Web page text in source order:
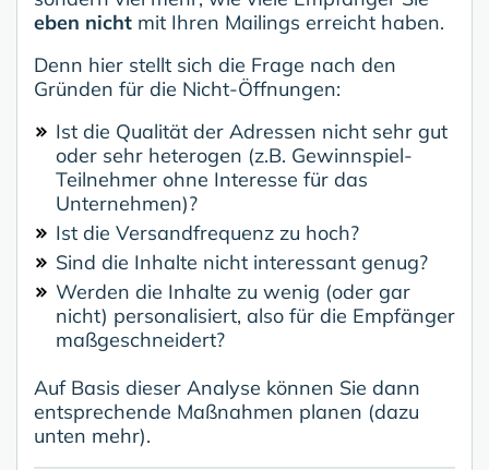
eben nicht mit Ihren Mailings erreicht haben.
Denn hier stellt sich die Frage nach den
Gründen für die Nicht-Öffnungen:
Ist die Qualität der Adressen nicht sehr gut
oder sehr heterogen (z.B. Gewinnspiel-
Teilnehmer ohne Interesse für das
Unternehmen)?
Ist die Versandfrequenz zu hoch?
Sind die Inhalte nicht interessant genug?
Werden die Inhalte zu wenig (oder gar
nicht) personalisiert, also für die Empfänger
maßgeschneidert?
Auf Basis dieser Analyse können Sie dann
entsprechende Maßnahmen planen (dazu
unten mehr).